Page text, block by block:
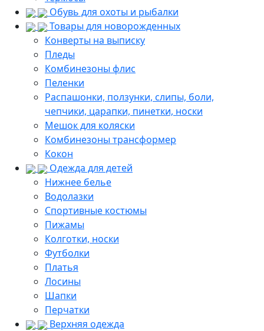
Обувь для охоты и рыбалки
Товары для новорожденных
Конверты на выписку
Пледы
Комбинезоны флис
Пеленки
Распашонки, ползунки, слипы, боли,
чепчики, царапки, пинетки, носки
Мешок для коляски
Комбинезоны трансформер
Кокон
Одежда для детей
Нижнее белье
Водолазки
Спортивные костюмы
Пижамы
Колготки, носки
Футболки
Платья
Лосины
Шапки
Перчатки
Верхняя одежда